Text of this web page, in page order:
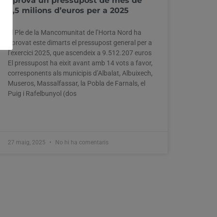
9,5 milions d’euros per a 2025
El Ple de la Mancomunitat de l’Horta Nord ha
aprovat este dimarts el pressupost general per a
l’exercici 2025, que ascendeix a 9.512.207 euros
El pressupost ha eixit avant amb 14 vots a favor,
corresponents als municipis d’Albalat, Albuixech,
Museros, Massalfassar, la Pobla de Farnals, el
Puig i Rafelbunyol (dos
27 maig, 2025 No hi ha comentaris